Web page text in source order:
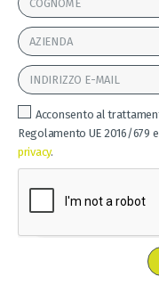
Acconsento al
Regolamento UE 2016/679
privacy.